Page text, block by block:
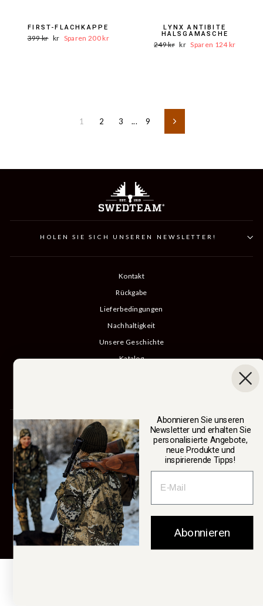
FIRST-FLACHKAPPE
Wort.
399 kr Verkaufspreis199
kr Sparen 200 kr
LYNX ANTIBITE
HALSGAMASCHE
Wort.
249 kr Verkaufspreis125
kr Sparen 124 kr
1 2 3 ... 9 Weiter
HOLEN SIE SICH UNSEREN NEWSLETTER!
Kontakt
Rückgabe
Lieferbedingungen
Nachhaltigkeit
Unsere Geschichte
Katalog
SWEDTEAM AB
Währung
Schweden (SEK kr)
© 2026 Swedteam
Abonnieren Sie unseren
Newsletter und erhalten Sie
personalisierte Angebote,
neue Produkte und
inspirierende Tipps!
Abonnieren